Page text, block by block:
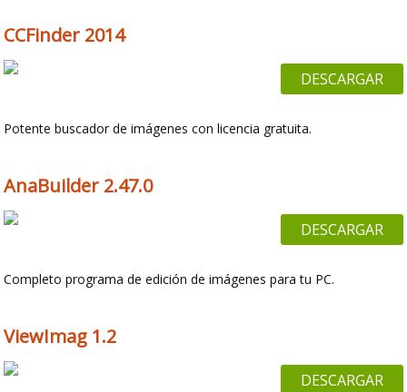
CCFinder 2014
DESCARGAR
Potente buscador de imágenes con licencia gratuita.
AnaBuilder 2.47.0
DESCARGAR
Completo programa de edición de imágenes para tu PC.
ViewImag 1.2
DESCARGAR